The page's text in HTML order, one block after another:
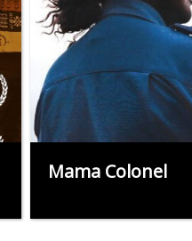
Mama Colonel